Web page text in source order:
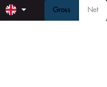
Gross Net